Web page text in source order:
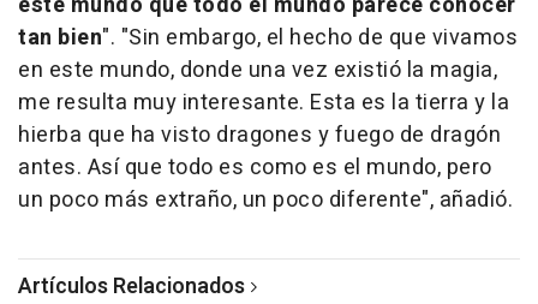
tan bien". "Sin embargo, el hecho de que vivamos
en este mundo, donde una vez existió la magia,
me resulta muy interesante. Esta es la tierra y la
hierba que ha visto dragones y fuego de dragón
antes. Así que todo es como es el mundo, pero
un poco más extraño, un poco diferente", añadió.
Artículos Relacionados